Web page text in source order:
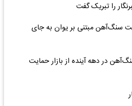
را تبریک گفت
سنگ‌آهن مبتنی بر یوان به جای
در دهه آینده از بازار حمایت